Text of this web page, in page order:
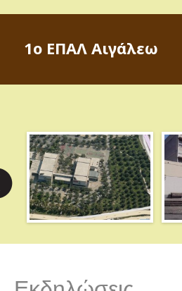
1ο ΕΠΑΛ Αιγάλεω